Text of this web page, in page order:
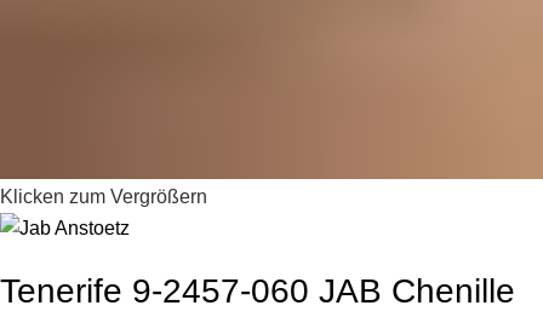
Klicken zum Vergrößern
Tenerife 9-2457-060 JAB Chenille